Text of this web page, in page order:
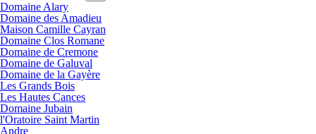
Domaine Alary
Domaine des Amadieu
Maison Camille Cayran
Domaine Clos Romane
Domaine de Cremone
Domaine de Galuval
Domaine de la Gayère
Les Grands Bois
Les Hautes Cances
Domaine Jubain
l'Oratoire Saint Martin
Andre